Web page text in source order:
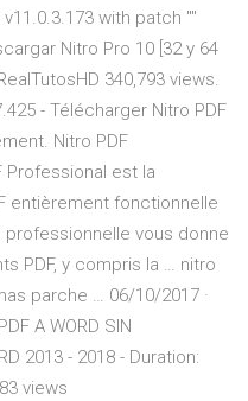
with patch ""
Nitro Pro 10 [32 y 64
340,793 views.
- Télécharger Nitro PDF
Nitro PDF
Professional est la
entièrement fonctionnelle
vous donne
PDF, y compris la … nitro
parche … 06/10/2017 ·
A WORD SIN
2013 - 2018 - Duration:
views